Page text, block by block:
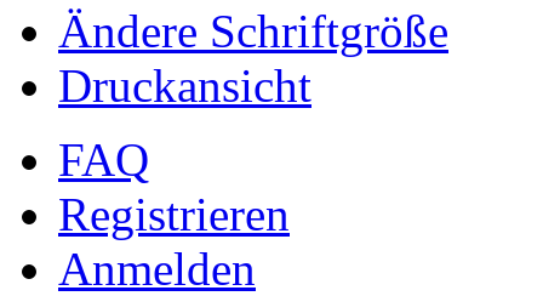
Ändere Schriftgröße
Druckansicht
FAQ
Registrieren
Anmelden